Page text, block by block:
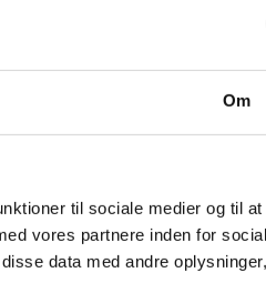
Om
til sociale medier og til
vores partnere inden for
data med andre
under historiens folkedrab.
og for mange af dem
de på sin vis en væsentlig
beviserne på, at de nogensinde
i Israel arbejder for at
derfor, at lokale Rwandere